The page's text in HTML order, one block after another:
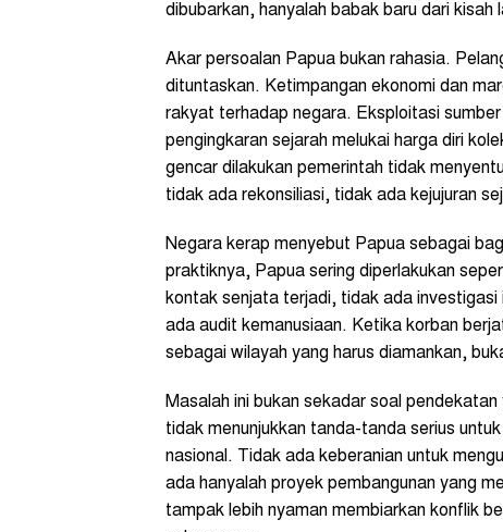
dibubarkan, hanyalah babak baru dari kisah
Akar persoalan Papua bukan rahasia.
dituntaskan. Ketimpangan ekonomi dan
rakyat terhadap negara. Eksploitasi
pengingkaran sejarah melukai harga diri
gencar dilakukan pemerintah tidak
tidak ada rekonsiliasi, tidak ada kejujuran
Negara kerap menyebut Papua sebagai
praktiknya, Papua sering diperlakukan
kontak senjata terjadi, tidak ada
ada audit kemanusiaan. Ketika korban
sebagai wilayah yang harus diamankan,
Masalah ini bukan sekadar soal
tidak menunjukkan tanda-tanda serius
nasional. Tidak ada keberanian untuk
ada hanyalah proyek pembangunan yang
tampak lebih nyaman membiarkan konflik